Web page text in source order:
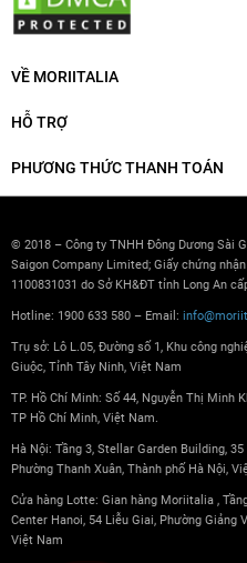
VỀ MORIITALIA
HỖ TRỢ
PHƯƠNG THỨC THANH TOÁN
© 2018 – Công ty TNHH Đông Dương Sài
Saigon Company Limited; Giấy chứng
1100831031 do Sở KH&ĐT tỉnh Long An
Hotline: 1900 633 580 – Email:
Trụ sở: Lô L.05, Đường số 1, Khu công
Giuộc, Tỉnh Tây Ninh, Việt Nam
TP. Hồ Chí Minh: Số 44, Nguyễn Thị Minh
TP Hồ Chí Minh, Việt Nam.
Hà Nội: Tầng 3, Stellar Garden Building,
Phường Thanh Xuân, Thành phố Hà Nội,
Cửa hàng Lotte: Gian hàng Moriitalia ,
Center Hanoi, 54 Liễu Giai, Phường Giảng
Việt Nam